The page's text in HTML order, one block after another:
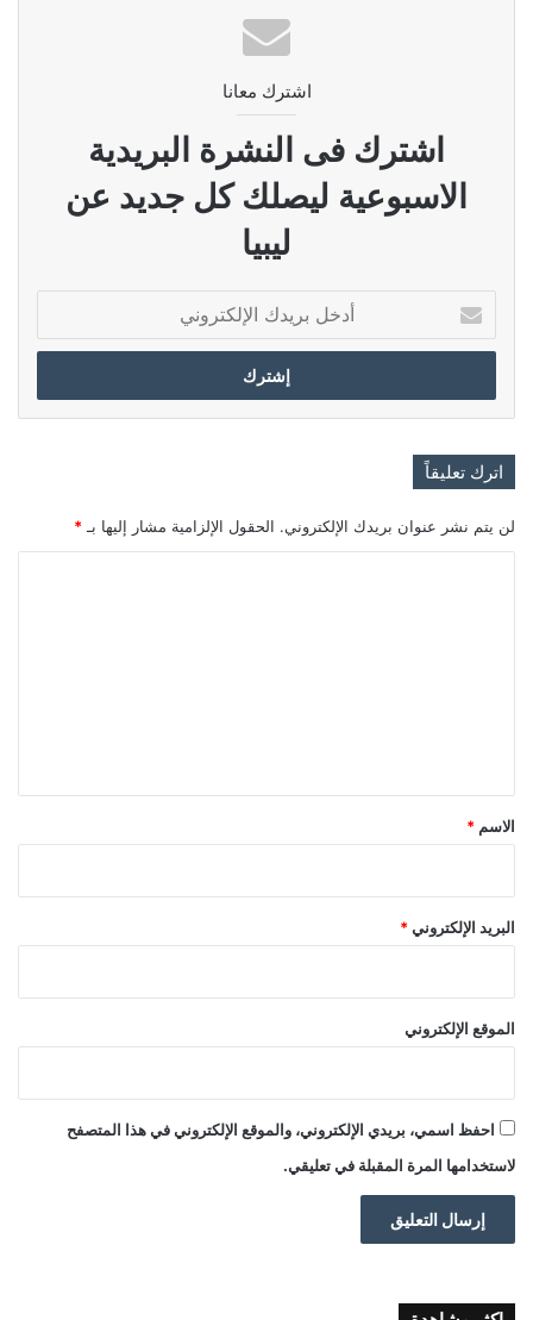
اشترك معانا
اشترك فى النشرة البريدية
الاسبوعية ليصلك كل جديد عن
ليبيا
بريدك
الإلكتروني
اترك تعليقاً
لن يتم نشر عنوان بريدك الإلكتروني. الحقول الإلزامية مشار إليها بـ *
*
الاسم *
البريد الإلكتروني *
الموقع الإلكتروني
احفظ اسمي، بريدي الإلكتروني، والموقع الإلكتروني في هذا المتصفح
لاستخدامها المرة المقبلة في تعليقي.